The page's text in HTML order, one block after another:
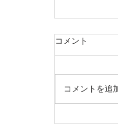
コメント
コメントを追